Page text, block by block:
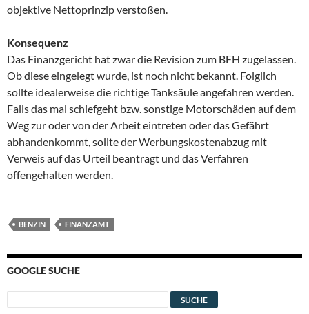
objektive Nettoprinzip verstoßen.
Konsequenz
Das Finanzgericht hat zwar die Revision zum BFH zugelassen.
Ob diese eingelegt wurde, ist noch nicht bekannt. Folglich
sollte idealerweise die richtige Tanksäule angefahren werden.
Falls das mal schiefgeht bzw. sonstige Motorschäden auf dem
Weg zur oder von der Arbeit eintreten oder das Gefährt
abhandenkommt, sollte der Werbungskostenabzug mit
Verweis auf das Urteil beantragt und das Verfahren
offengehalten werden.
BENZIN FINANZAMT
GOOGLE SUCHE